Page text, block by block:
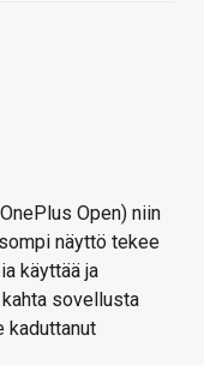
Open) niin
näyttö tekee
käyttää ja
sovellusta
kaduttanut